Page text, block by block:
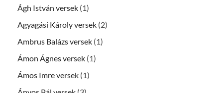
Ágh István versek (1)
Agyagási Károly versek (2)
Ambrus Balázs versek (1)
Ámon Ágnes versek (1)
Ámos Imre versek (1)